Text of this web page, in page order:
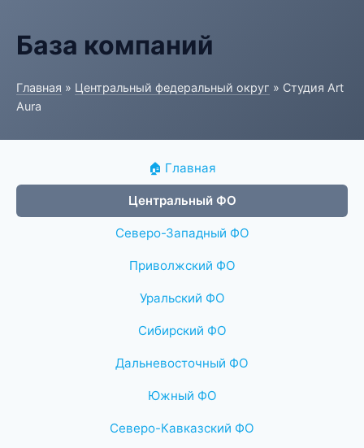
База компаний
Главная » Центральный федеральный округ » Студия Art
Aura
🏠 Главная
Центральный ФО
Северо-Западный ФО
Приволжский ФО
Уральский ФО
Сибирский ФО
Дальневосточный ФО
Южный ФО
Северо-Кавказский ФО